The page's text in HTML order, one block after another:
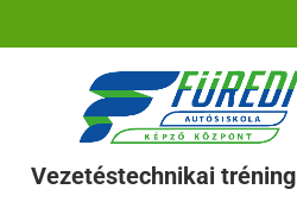
Vezetéstechnikai tréning